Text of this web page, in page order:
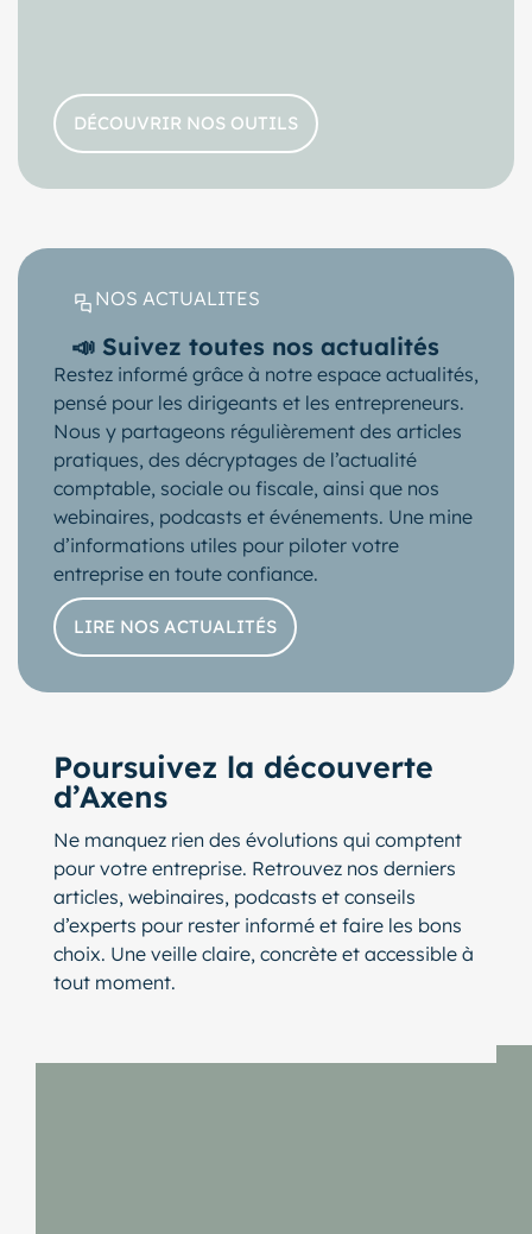
DÉCOUVRIR NOS OUTILS
NOS ACTUALITES
📣 Suivez toutes nos actualités
Restez informé grâce à notre espace actualités,
pensé pour les dirigeants et les entrepreneurs.
Nous y partageons régulièrement des articles
pratiques, des décryptages de l’actualité
comptable, sociale ou fiscale, ainsi que nos
webinaires, podcasts et événements. Une mine
d’informations utiles pour piloter votre
entreprise en toute confiance.
LIRE NOS ACTUALITÉS
Poursuivez la découverte
d’Axens
Ne manquez rien des évolutions qui comptent
pour votre entreprise. Retrouvez nos derniers
articles, webinaires, podcasts et conseils
d’experts pour rester informé et faire les bons
choix. Une veille claire, concrète et accessible à
tout moment.